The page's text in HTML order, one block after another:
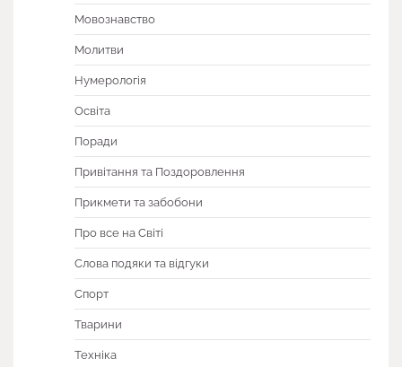
Мовознавство
Молитви
Нумерологія
Освіта
Поради
Привітання та Поздоровлення
Прикмети та забобони
Про все на Світі
Слова подяки та відгуки
Спорт
Тварини
Техніка